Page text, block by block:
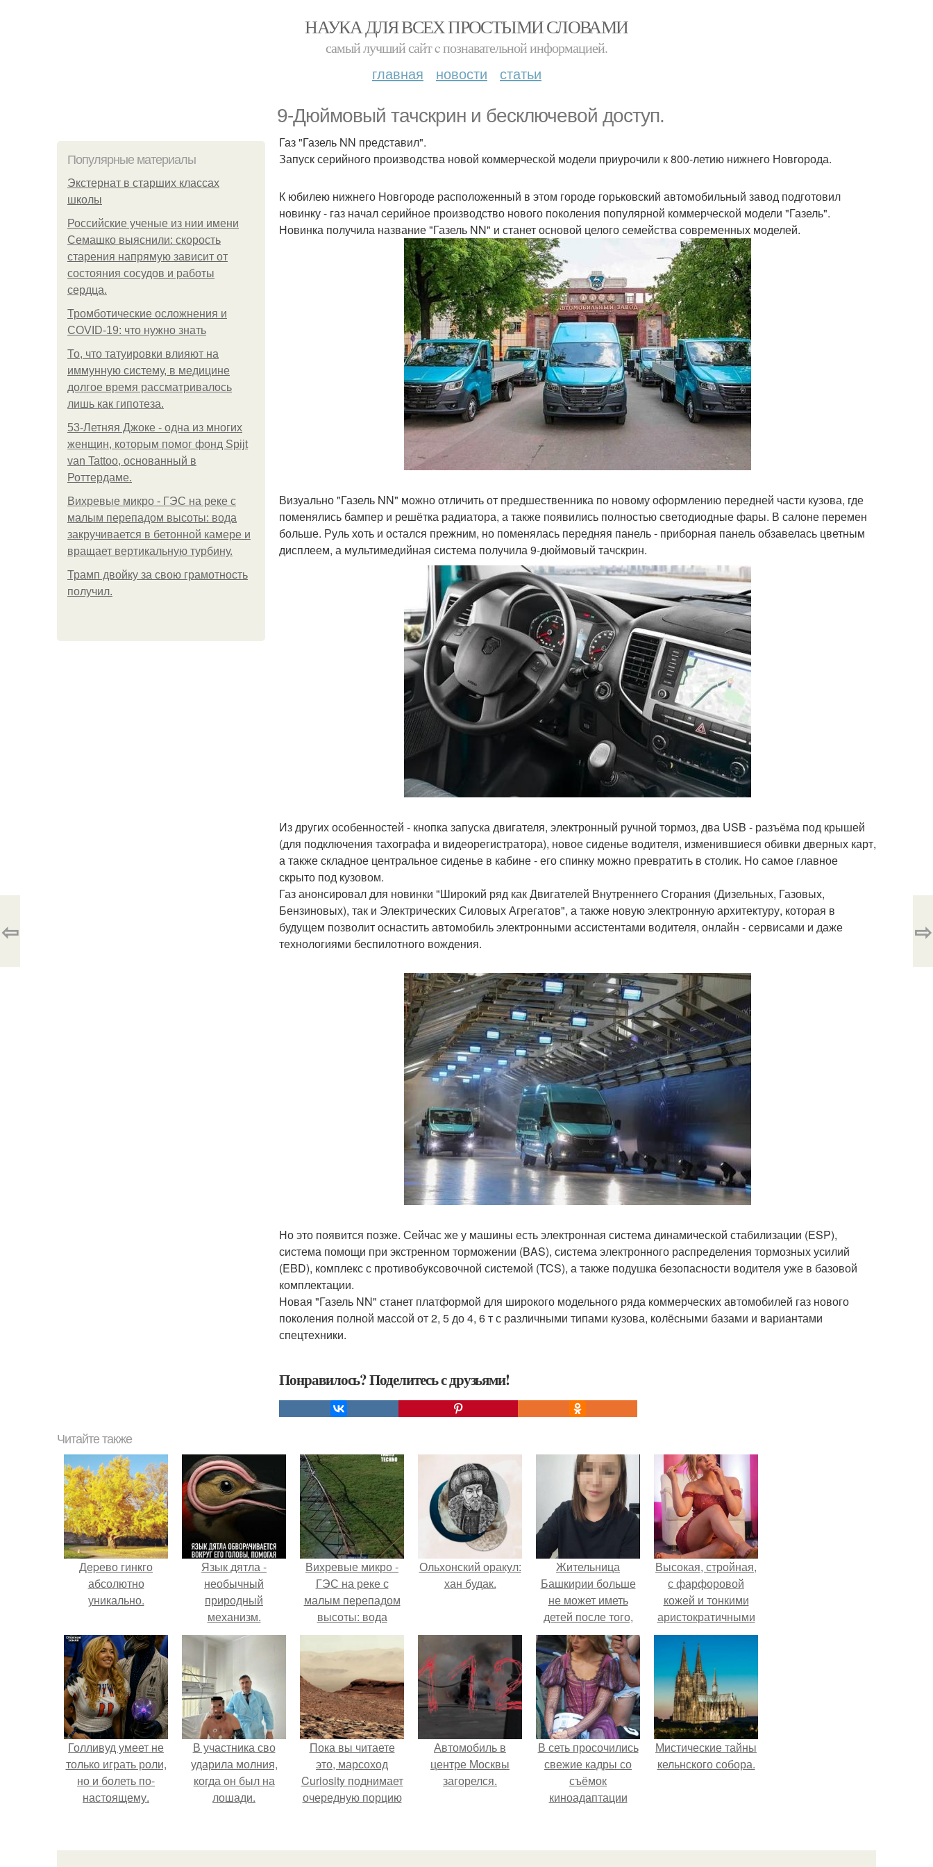
НАУКА ДЛЯ ВСЕХ ПРОСТЫМИ СЛОВАМИ
самый лучший сайт c познавательной информацией.
главная новости статьи
9-Дюймовый тачскрин и бесключевой доступ.
Популярные материалы
Экстернат в старших классах
школы
Российские ученые из нии имени
Семашко выяснили: скорость
старения напрямую зависит от
состояния сосудов и работы
сердца.
Тромботические осложнения и
COVID-19: что нужно знать
То, что татуировки влияют на
иммунную систему, в медицине
долгое время рассматривалось
лишь как гипотеза.
53-Летняя Джоке - одна из многих
женщин, которым помог фонд Spijt
van Tattoo, основанный в
Роттердаме.
Вихревые микро - ГЭС на реке с
малым перепадом высоты: вода
закручивается в бетонной камере и
вращает вертикальную турбину.
Трамп двойку за свою грамотность
получил.
Газ "Газель NN представил".
Запуск серийного производства новой коммерческой модели приурочили к 800-летию нижнего Новгорода.
К юбилею нижнего Новгороде расположенный в этом городе горьковский автомобильный завод подготовил
новинку - газ начал серийное производство нового поколения популярной коммерческой модели "Газель".
Новинка получила название "Газель NN" и станет основой целого семейства современных моделей.
Визуально "Газель NN" можно отличить от предшественника по новому оформлению передней части кузова, где
поменялись бампер и решётка радиатора, а также появились полностью светодиодные фары. В салоне перемен
больше. Руль хоть и остался прежним, но поменялась передняя панель - приборная панель обзавелась цветным
дисплеем, а мультимедийная система получила 9-дюймовый тачскрин.
Из других особенностей - кнопка запуска двигателя, электронный ручной тормоз, два USB - разъёма под крышей
(для подключения тахографа и видеорегистратора), новое сиденье водителя, изменившиеся обивки дверных карт,
а также складное центральное сиденье в кабине - его спинку можно превратить в столик. Но самое главное
скрыто под кузовом.
Газ анонсировал для новинки "Широкий ряд как Двигателей Внутреннего Сгорания (Дизельных, Газовых,
Бензиновых), так и Электрических Силовых Агрегатов", а также новую электронную архитектуру, которая в
будущем позволит оснастить автомобиль электронными ассистентами водителя, онлайн - сервисами и даже
технологиями беспилотного вождения.
Но это появится позже. Сейчас же у машины есть электронная система динамической стабилизации (ESP),
система помощи при экстренном торможении (BAS), система электронного распределения тормозных усилий
(EBD), комплекс с противобуксовочной системой (TCS), а также подушка безопасности водителя уже в базовой
комплектации.
Новая "Газель NN" станет платформой для широкого модельного ряда коммерческих автомобилей газ нового
поколения полной массой от 2, 5 до 4, 6 т с различными типами кузова, колёсными базами и вариантами
спецтехники.
Понравилось? Поделитесь с друзьями!
⇦ ⇨
Читайте также
Дepево гинкго
абсолютно
уникально.
Язык дятла -
необычный
природный
механизм.
Вихревые микро -
ГЭС на реке с
малым перепадом
высоты: вода
закручивается в
бетонной камере и
вращает
вертикальную
турбину.
Ольхонский оракул:
хан будак.
Жительница
Башкирии больше
не может иметь
детей после того,
как медики сделали
ей аборт на шестом
месяце
беременности и
оставили в матке
плаценту.
Высокая, стройная,
с фарфоровой
кожей и тонкими
аристократичными
чертами, эль
выглядит так, будто
сошла с полотна
художника.
Голливуд умеет не
только играть роли,
но и болеть по-
настоящему.
В участника сво
ударила молния,
когда он был на
лошади.
Пока вы читаете
это, марсоход
Curiosity поднимает
очередную порцию
Автомобиль в
центре Москвы
загорелся.
В сеть просочились
свежие кадры со
съёмок
киноадаптации
моментально
Мистические тайны
кельнского собора.